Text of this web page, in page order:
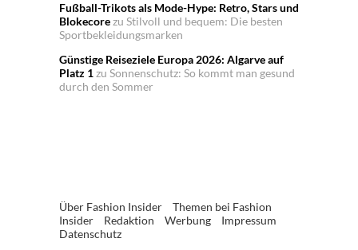
Fußball-Trikots als Mode-Hype: Retro, Stars und
Blokecorezu Stilvoll und bequem: Die besten
Sportbekleidungsmarken
Günstige Reiseziele Europa 2026: Algarve auf
Platz 1zu Sonnenschutz: So kommt man gesund
durch den Sommer
Über Fashion Insider
Themen bei Fashion
Insider
Redaktion Werbung
Impressum
Datenschutz